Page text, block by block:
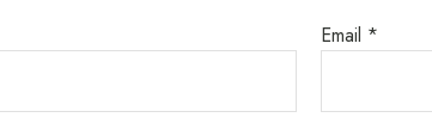
Email *